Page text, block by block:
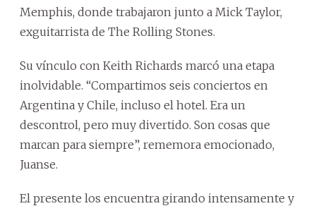
Memphis, donde trabajaron junto a Mick Taylor,
exguitarrista de The Rolling Stones.
Su vínculo con Keith Richards marcó una etapa
inolvidable. “Compartimos seis conciertos en
Argentina y Chile, incluso el hotel. Era un
descontrol, pero muy divertido. Son cosas que
marcan para siempre”, rememora emocionado,
Juanse.
El presente los encuentra girando intensamente y